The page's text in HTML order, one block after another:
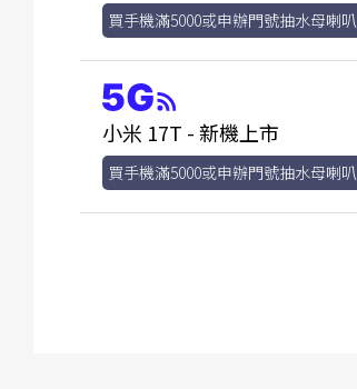
買手機滿5000或申辦門號抽水母喇叭
小米 17T - 新機上市
買手機滿5000或申辦門號抽水母喇叭